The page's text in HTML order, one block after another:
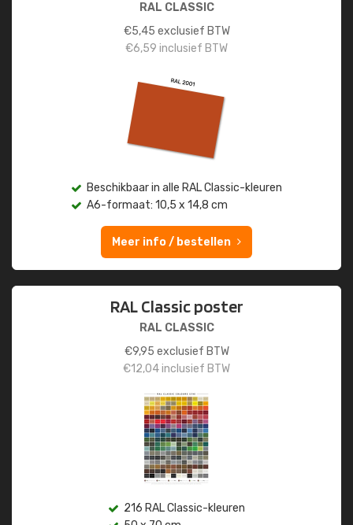
RAL CLASSIC
€5,45 exclusief BTW
€6,59 inclusief BTW
Beschikbaar in alle RAL Classic-kleuren
A6-formaat: 10,5 x 14,8 cm
Meer info / bestellen
RAL Classic poster
RAL CLASSIC
€9,95 exclusief BTW
€12,04inclusief BTW
216 RAL Classic-kleuren